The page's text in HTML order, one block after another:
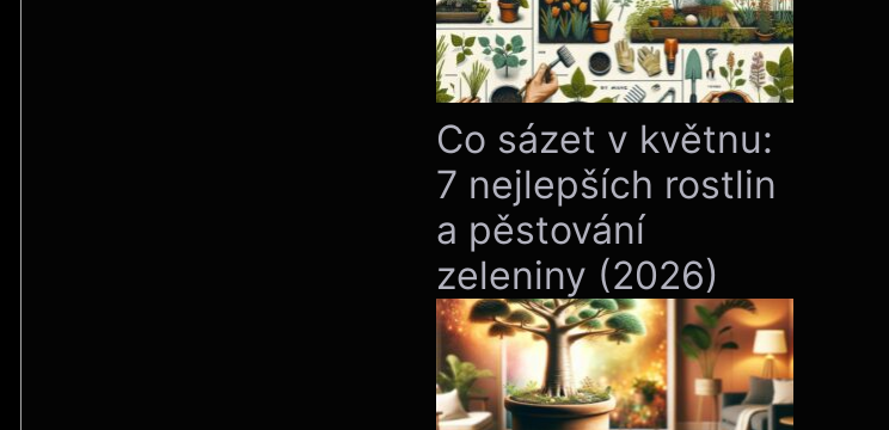
Co sázet v květnu:
7 nejlepších rostlin
a pěstování
zeleniny (2026)